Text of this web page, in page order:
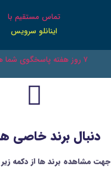
تماس مستقیم با
اینانلو سرویس
۷ روز هفته پاسخگوی شما هستیم
دنبال برند خاصی
جهت مشاهده برند ها از دکمه زیر